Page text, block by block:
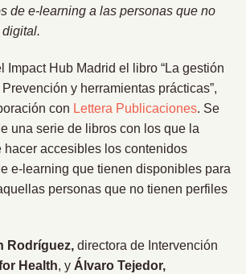
de e-learning a las personas que no
Impact Hub Madrid el libro “La gestión
y herramientas prácticas”,
con Lettera Publicaciones. Se
una serie de libros con los que la
hacer accesibles los contenidos
e-learning que tienen disponibles para
personas que no tienen perfiles
Rodríguez, directora de Intervención
Health, y Álvaro Tejedor,